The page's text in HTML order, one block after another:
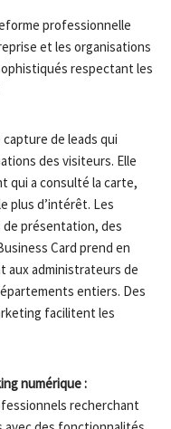
professionnelle
et les organisations
respectant les
de leads qui
des visiteurs. Elle
qui a consulté la carte,
plus d’intérêt. Les
présentation, des
Card prend en
aux administrateurs de
entiers. Des
facilitent les
numérique :
recherchant